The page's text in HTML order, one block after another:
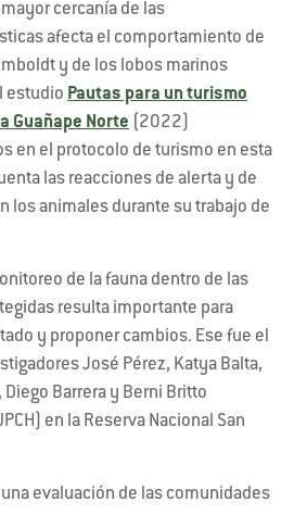
cercanía de las
afecta el comportamiento de
y de los lobos marinos
estudio Pautas para un turismo
Guañape Norte (2022)
en el protocolo de turismo en esta
las reacciones de alerta y de
los animales durante su trabajo de
de la fauna dentro de las
resulta importante para
y proponer cambios. Ese fue el
José Pérez, Katya Balta,
Barrera y Berni Britto
en la Reserva Nacional San
evaluación de las comunidades